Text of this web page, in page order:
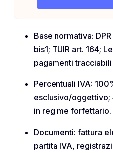
Base normativa:
bis1; TUIR art. 164;
pagamenti
Percentuali IVA:
esclusivo/oggettivo;
in regime forfettario.
Documenti: fattura
partita IVA,